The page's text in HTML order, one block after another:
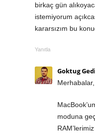
birkaç gün
istemiyorum
kararsızım bu
Yanıtla
Goktug
Merhabalar,
moduna